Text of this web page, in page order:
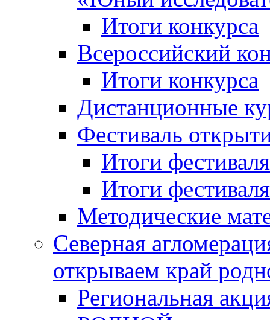
Итоги конкурса
Всероссийский
Итоги конкурса
Дистанционные
Фестиваль
Итоги
Итоги
Методические
Северная
открываем край
Региональная